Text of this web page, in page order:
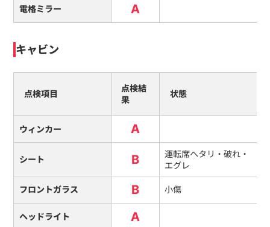
電格ミラー A
キャビン
点検項目
点検結
果
状態
ウィンカー A
シート B
運転席ヘタリ・破れ・
エグレ
フロントガラス B 小傷
ヘッドライト A